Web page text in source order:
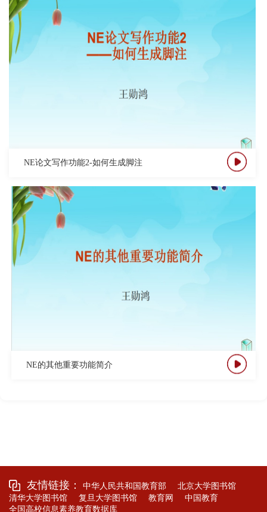
NE论文写作功能2-如何生成脚注
NE的其他重要功能简介
友情链接： 中华人民共和国教育部
北京大学图书馆
清华大学图书馆
复旦大学图书馆 教育网
中国教育
全国高校信息素养教育数据库